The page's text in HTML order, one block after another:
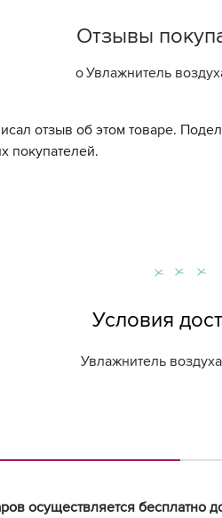
Отзывы
оУвлажнитель
отзыв об этом товаре.
покупателей.
Условия
Увлажнитель
осуществляется бесплатно